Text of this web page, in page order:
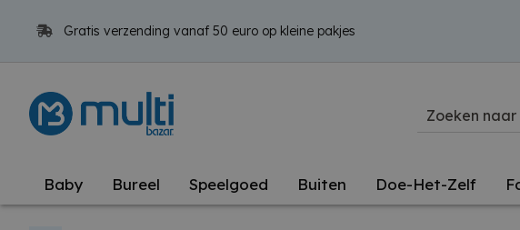
Gratis verzending vanaf 50 euro op kleine pakjes
Baby Bureel Speelgoed Buiten Doe-Het-Zelf